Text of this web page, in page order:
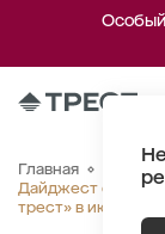
Главная О
Дайджест
трест» в июле 2021